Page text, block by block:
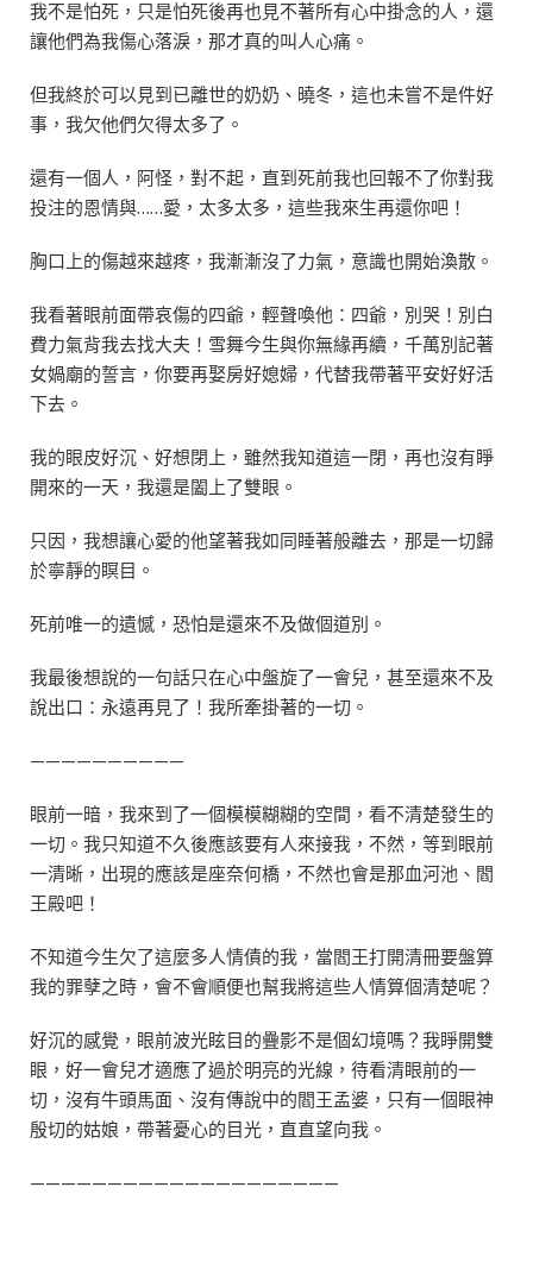
我不是怕死，只是怕死後再也見不著所有心中掛念的人，還
讓他們為我傷心落淚，那才真的叫人心痛。
但我終於可以見到已離世的奶奶、曉冬，這也未嘗不是件好
事，我欠他們欠得太多了。
還有一個人，阿怪，對不起，直到死前我也回報不了你對我
投注的恩情與……愛，太多太多，這些我來生再還你吧！
胸口上的傷越來越疼，我漸漸沒了力氣，意識也開始渙散。
我看著眼前面帶哀傷的四爺，輕聲喚他：四爺，別哭！別白
費力氣背我去找大夫！雪舞今生與你無緣再續，千萬別記著
女媧廟的誓言，你要再娶房好媳婦，代替我帶著平安好好活
下去。
我的眼皮好沉、好想閉上，雖然我知道這一閉，再也沒有睜
開來的一天，我還是闔上了雙眼。
只因，我想讓心愛的他望著我如同睡著般離去，那是一切歸
於寧靜的瞑目。
死前唯一的遺憾，恐怕是還來不及做個道別。
我最後想說的一句話只在心中盤旋了一會兒，甚至還來不及
說出口：永遠再見了！我所牽掛著的一切。
——————————
眼前一暗，我來到了一個模模糊糊的空間，看不清楚發生的
一切。我只知道不久後應該要有人來接我，不然，等到眼前
一清晰，出現的應該是座奈何橋，不然也會是那血河池、閻
王殿吧！
不知道今生欠了這麼多人情債的我，當閻王打開清冊要盤算
我的罪孽之時，會不會順便也幫我將這些人情算個清楚呢？
好沉的感覺，眼前波光眩目的疊影不是個幻境嗎？我睜開雙
眼，好一會兒才適應了過於明亮的光線，待看清眼前的一
切，沒有牛頭馬面、沒有傳說中的閻王孟婆，只有一個眼神
殷切的姑娘，帶著憂心的目光，直直望向我。
————————————————————